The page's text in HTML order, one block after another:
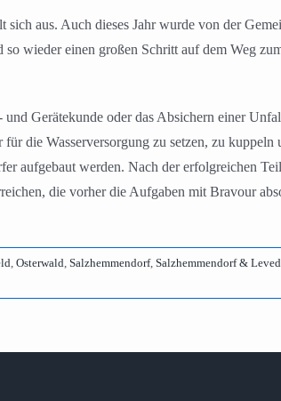
aus. Auch dieses Jahr wurde von der
wieder einen großen Schritt auf dem Weg
Gerätekunde oder das Absichern einer
die Wasserversorgung zu setzen, zu
aufgebaut werden. Nach der erfolgreichen
die vorher die Aufgaben mit Bravour
, Osterwald, Salzhemmendorf, Salzhemmendorf &